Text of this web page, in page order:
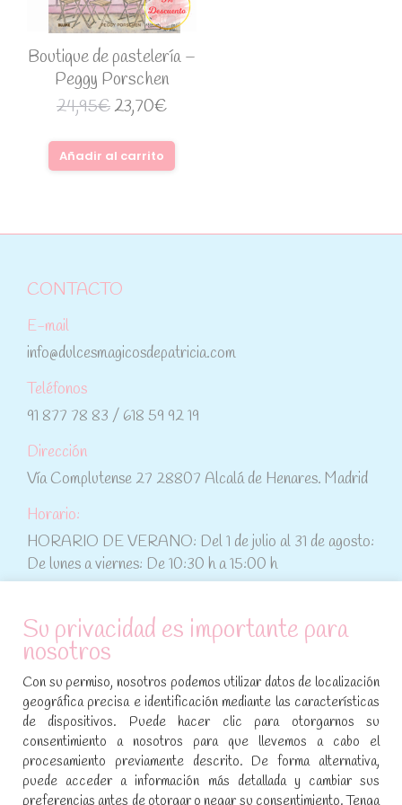
Boutique de pastelería –
Peggy Porschen
24,95€23,70€
Añadir al carrito
CONTACTO
E-mail
info@dulcesmagicosdepatricia.com
Teléfonos
91 877 78 83 / 618 59 92 19
Dirección
Vía Complutense 27 28807 Alcalá de Henares. Madrid
Horario:
HORARIO DE VERANO: Del 1 de julio al 31 de agosto:
De lunes a viernes: De 10:30 h a 15:00 h
ATENCIÓN AL CLIENTE
Condiciones de compra
Aviso legal y política de privacidad
Política de cookies
SÍGUENOS EN REDES SOCIALES
Su privacidad es importante para
nosotros
Con su permiso, nosotros podemos utilizar datos de localización
geográfica precisa e identificación mediante las características
de dispositivos. Puede hacer clic para otorgarnos su
consentimiento a nosotros para que llevemos a cabo el
procesamiento previamente descrito. De forma alternativa,
puede acceder a información más detallada y cambiar sus
preferencias antes de otorgar o negar su consentimiento. Tenga